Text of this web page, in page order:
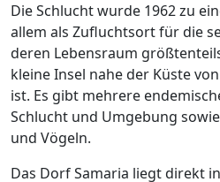
Die Schlucht wurde 1962 zu
allem als Zufluchtsort für die
deren Lebensraum
kleine Insel nahe der Küste
ist. Es gibt mehrere
Schlucht und Umgebung
und Vögeln.
Das Dorf Samaria liegt direkt